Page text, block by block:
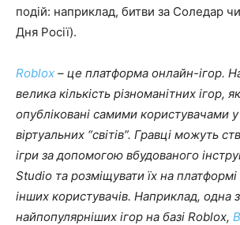
подій: наприклад, битви за Соледар
Дня Росії).
Roblox – це платформа онлайн-ігор.
велика кількість різноманітних ігор,
опубліковані самими користувачами у
віртуальних “світів”. Гравці можуть
ігри за допомогою вбудованого
Studio та розміщувати їх на
інших користувачів. Наприклад, одна з
найпопулярніших ігор на базі Roblox,